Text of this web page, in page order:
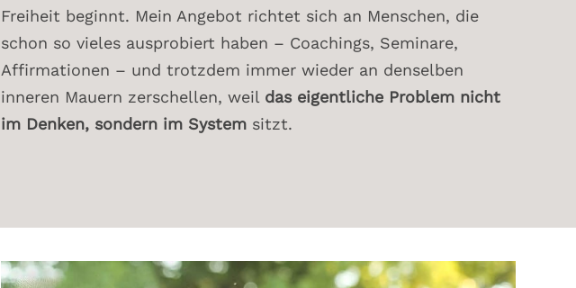
Freiheit beginnt. Mein Angebot richtet sich an Menschen, die
schon so vieles ausprobiert haben – Coachings, Seminare,
Affirmationen – und trotzdem immer wieder an denselben
inneren Mauern zerschellen, weil das eigentliche Problem nicht
im Denken, sondern im System sitzt.